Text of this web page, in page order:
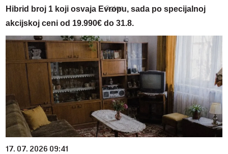
Hibrid broj 1 koji osvaja Evropu, sada po specijalnoj
akcijskoj ceni od 19.990€ do 31.8.
17. 07. 2026 09:41